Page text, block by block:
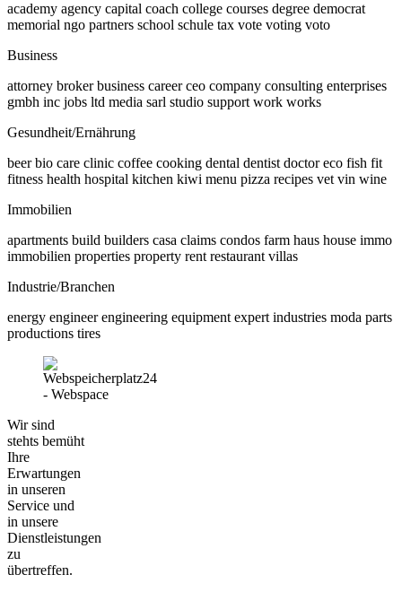
academy agency capital coach college courses degree democrat
memorial ngo partners school schule tax vote voting voto
Business
attorney broker business career ceo company consulting enterprises
gmbh inc jobs ltd media sarl studio support work works
Gesundheit/Ernährung
beer bio care clinic coffee cooking dental dentist doctor eco fish fit
fitness health hospital kitchen kiwi menu pizza recipes vet vin wine
Immobilien
apartments build builders casa claims condos farm haus house immo
immobilien properties property rent restaurant villas
Industrie/Branchen
energy engineer engineering equipment expert industries moda parts
productions tires
Wir sind
stehts bemüht
Ihre
Erwartungen
in unseren
Service und
in unsere
Dienstleistungen
zu
übertreffen.